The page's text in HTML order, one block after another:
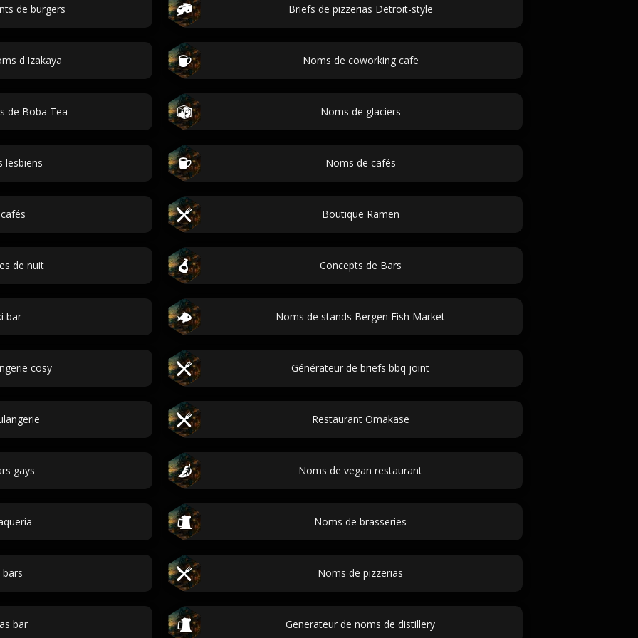
de burgers Briefs de pizzerias Detroit-style
d'Izakaya Noms de coworking cafe
de Boba Tea Noms de glaciers
lesbiens Noms de cafés
Boutique Ramen
de nuit Concepts de Bars
bar Noms de stands Bergen Fish Market
cosy Générateur de briefs bbq joint
Restaurant Omakase
gays Noms de vegan restaurant
Noms de brasseries
Noms de pizzerias
bar Generateur de noms de distillery